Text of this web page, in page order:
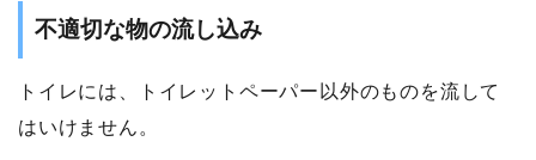
不適切な物の流し込み
トイレには、トイレットペーパー以外のものを流して
はいけません。